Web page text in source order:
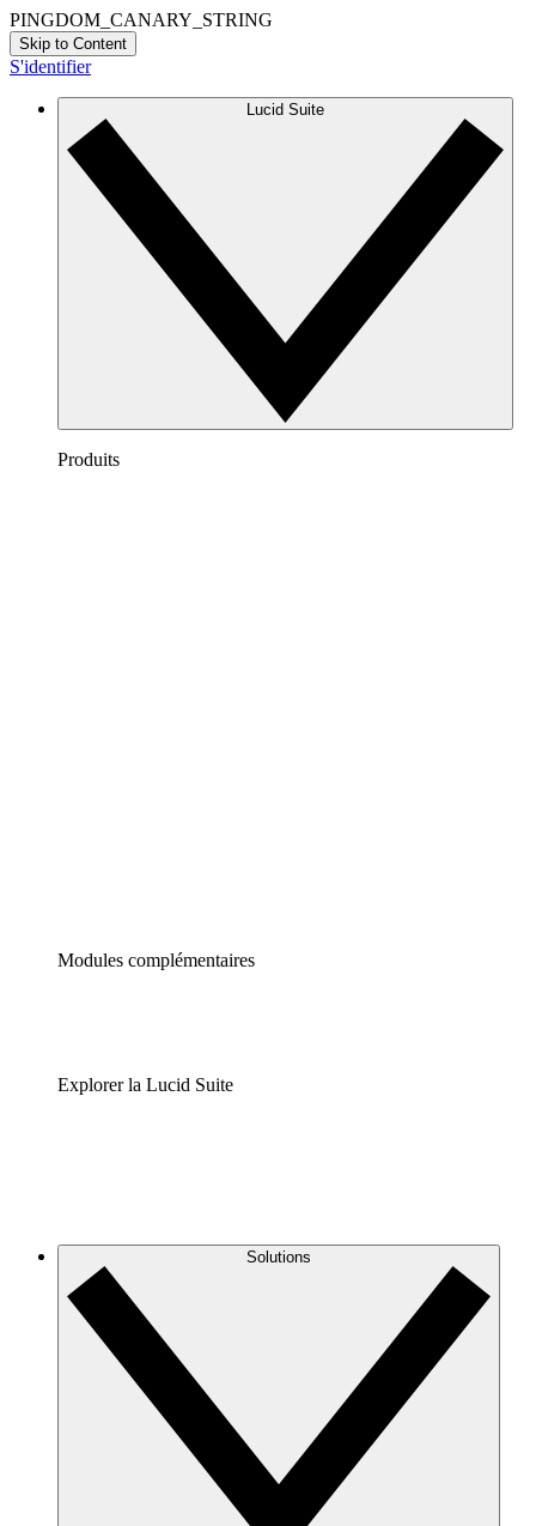
PINGDOM_CANARY_STRING
Skip to Content
S'identifier
Lucid Suite
Produits
Modules complémentaires
Explorer la Lucid Suite
Solutions